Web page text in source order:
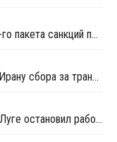
Euroactiv узнал, что ЕК исключила из 21-го пакета санкций против России
Индия исключает возможность уплаты Ирану сбора за транзит нефти и газа через Ормузский пролив
Нефтяной терминал в российском Усть-Луге остановил работу после атаки украинских дронов